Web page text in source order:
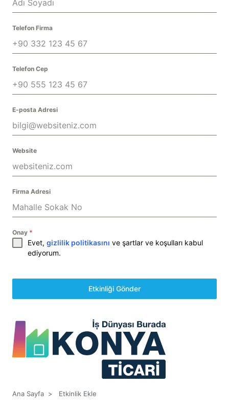
Telefon Firma
Telefon Cep
E-posta Adresi
Website
Firma Adresi
Onay *
Evet, gizlilik politikasını ve şartlar ve koşulları kabul
ediyorum.
Etkinliği Gönder
Ana Sayfa > Etkinlik Ekle